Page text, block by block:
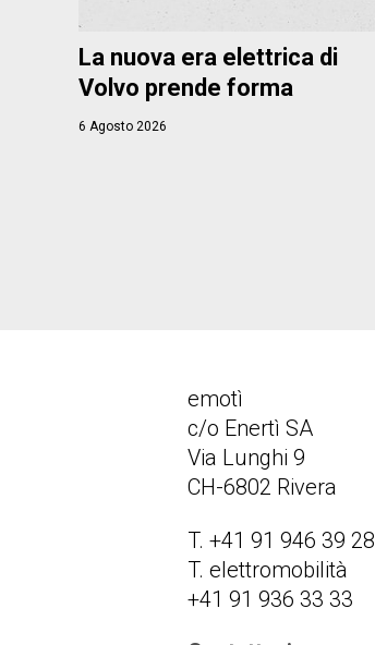
La nuova era elettrica di
Volvo prende forma
6 Agosto 2026
emotì
c/o Enertì SA
Via Lunghi 9
CH-6802 Rivera
T. +41 91 946 39 28
T. elettromobilità
+41 91 936 33 33